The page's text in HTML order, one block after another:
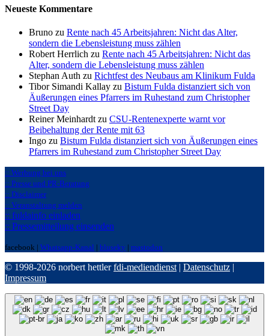
Neueste Kommentare
Bruno zu Rente nach 45 Arbeitsjahren: Nicht das Alter,
sondern die Lebensleistung muss zählen
Robert Herrlich zu Rente nach 45 Arbeitsjahren: Nicht das
Alter, sondern die Lebensleistung muss zählen
Stephan Auth zu Richtfest des Neubaus am Klinikum Fulda
Tibor Simandi Kallay zu Bistum Fulda distanziert sich von
Äußerungen eines Pfarrers im Ruhestand zum Christopher
Street Day
Reiner Meinhardt zu CSU-Rentenexperte warnt vor
Beibehaltung der Rente mit 63
Ingo zu Bistum Fulda distanziert sich von Äußerungen eines
Pfarrers im Ruhestand zum Christopher Street Day
:: Werbung bei uns
:: Presse und PR-Beratung
:: Disclaimer
:: Veranstaltung melden
:: fuldainfo einladen
:: Pressemitteilung einsenden
facebook | Whatsapp-Kanal | bluseky | mastodon
© 1998-2026 norbert hettlerfdi-mediendienst | Datenschutz |
Impressum